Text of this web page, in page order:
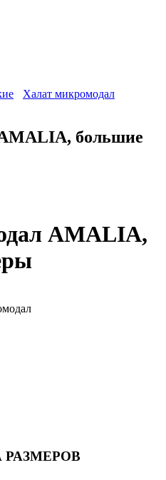
Халат микромодал
большие
AMALIA,
РАЗМЕРОВ